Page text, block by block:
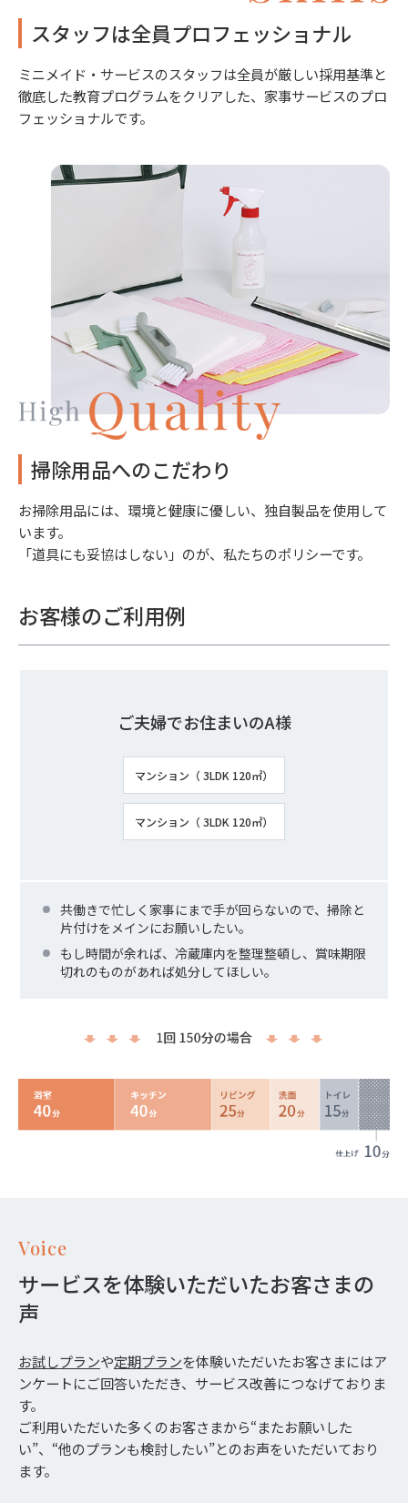
スタッフは全員プロフェッショナル
ミニメイド・サービスのスタッフは全員が厳しい採用基準と
徹底した教育プログラムをクリアした、家事サービスのプロ
フェッショナルです。
掃除用品へのこだわり
お掃除用品には、環境と健康に優しい、独自製品を使用して
います。
「道具にも妥協はしない」のが、私たちのポリシーです。
お客様のご利用例
ご夫婦でお住まいのA様
マンション（ 3LDK 120㎡）
マンション（ 3LDK 120㎡）
共働きで忙しく家事にまで手が回らないので、掃除と
片付けをメインにお願いしたい。
もし時間が余れば、冷蔵庫内を整理整頓し、賞味期限
切れのものがあれば処分してほしい。
Voice
サービスを体験いただいたお客さまの
声
お試しプランや定期プランを体験いただいたお客さまにはア
ンケートにご回答いただき、サービス改善につなげておりま
す。
ご利用いただいた多くのお客さまから“またお願いした
い”、“他のプランも検討したい”とのお声をいただいており
ます。